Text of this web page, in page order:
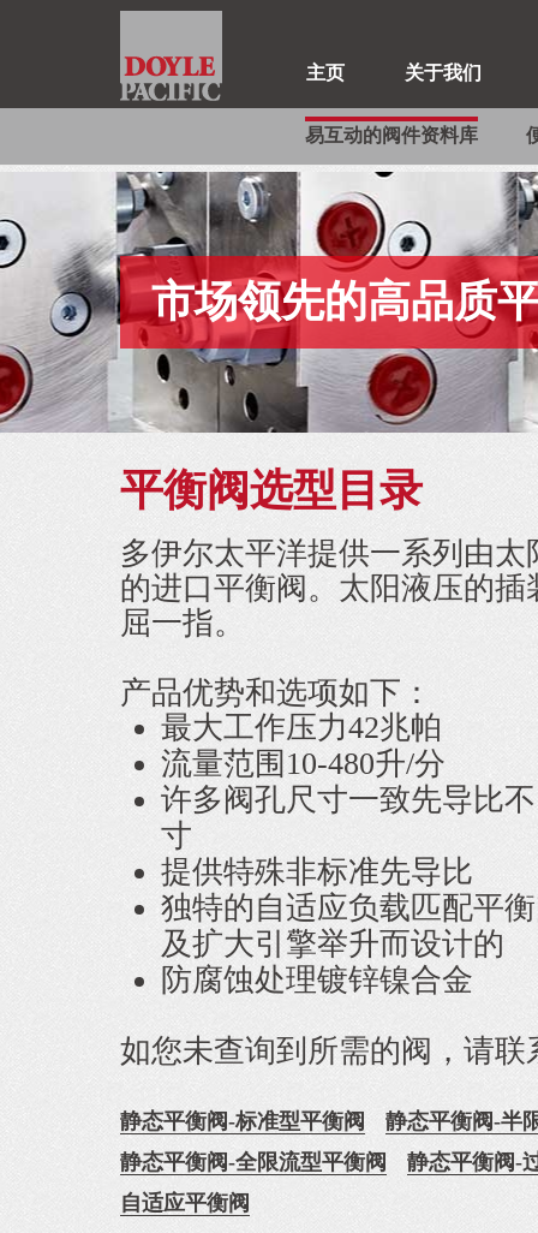
主页 关于我们
易互动的阀件资料库
市场领先的高品质
平衡阀选型目录
多伊尔太平洋提供一系列由太
的进口平衡阀。太阳液压的
屈一指。
产品优势和选项如下：
最大工作压力42兆帕
流量范围10-480升/分
许多阀孔尺寸一致先导比
寸
提供特殊非标准先导比
独特的自适应负载匹配平
及扩大引擎举升而设计的
防腐蚀处理镀锌镍合金
如您未查询到所需的阀，请
静态平衡阀-标准型平衡阀
静态平衡阀-半
静态平衡阀-全限流型平衡阀
静态平衡阀-
自适应平衡阀